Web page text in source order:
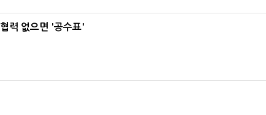
력 없으면 '공수표'